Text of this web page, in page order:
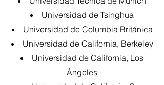
Universidad de Tsinghua
Universidad de Columbia Británica
Universidad de California, Berkeley
Universidad de California, Los
Ángeles